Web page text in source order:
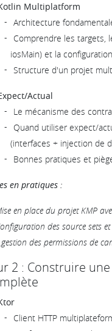
Multiplatform
Architecture
Comprendre les targets,
iosMain) et la
Structure d'un projet
Actual
Le mécanisme des
Quand utiliser expect/
(interfaces + injection de
Bonnes pratiques et
en pratiques :
en place du projet KMP
des source sets
des permissions de
2 : Construire
Client HTTP